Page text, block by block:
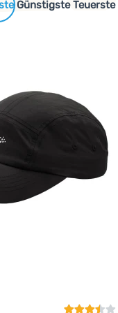
Günstigste Teuerste
Produkte